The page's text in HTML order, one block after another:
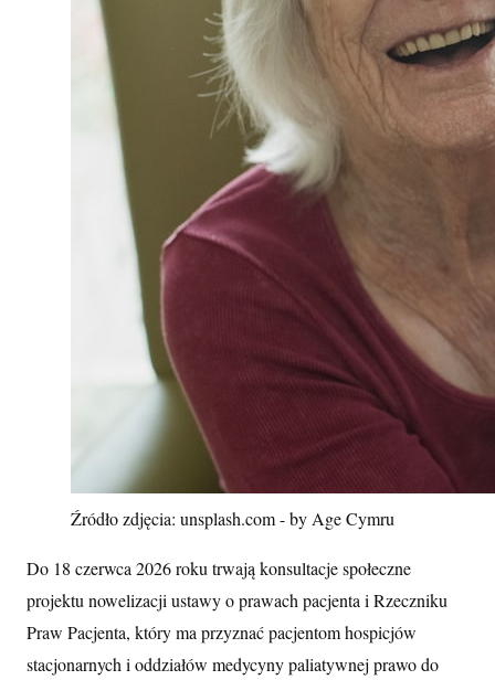
Źródło zdjęcia: unsplash.com - by Age Cymru
Do 18 czerwca 2026 roku trwają konsultacje społeczne
projektu nowelizacji ustawy o prawach pacjenta i Rzeczniku
Praw Pacjenta, który ma przyznać pacjentom hospicjów
stacjonarnych i oddziałów medycyny paliatywnej prawo do